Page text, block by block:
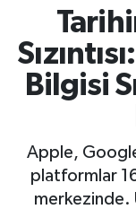
Bilgisi
Apple,
platformlar 16
merkezinde.